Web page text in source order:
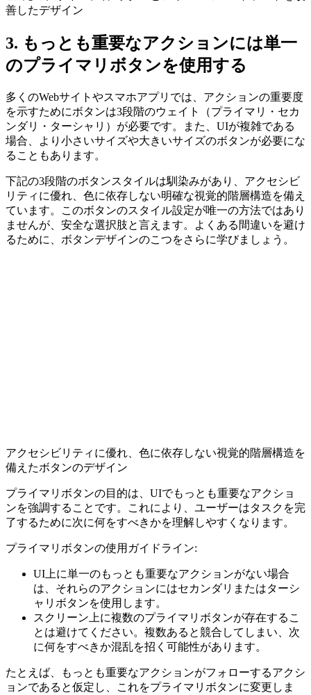
善したデザイン
3. もっとも重要なアクションには単一
のプライマリボタンを使用する
多くのWebサイトやスマホアプリでは、アクションの重要度
を示すためにボタンは3段階のウェイト（プライマリ・セカ
ンダリ・ターシャリ）が必要です。また、UIが複雑である
場合、より小さいサイズや大きいサイズのボタンが必要にな
ることもあります。
下記の3段階のボタンスタイルは馴染みがあり、 アクセシビ
リティに優れ、色に依存しない明確な視覚的階層構造を備え
ています。
このボタンのスタイル設定が唯一の方法ではあり
ませんが、安全な選択肢と言えます。よくある間違いを避け
るために、ボタンデザインのこつをさらに学びましょう。
アクセシビリティに優れ、色に依存しない視覚的階層構造を
備えたボタンのデザイン
プライマリボタンの目的は、UIでもっとも重要なアクショ
ンを強調すること です。これにより、ユーザーはタスクを完
了するために次に何をすべきかを理解しやすくなります。
プライマリボタンの使用ガイドライン:
UI上に単一のもっとも重要なアクションがない場合
は、それらのアクションにはセカンダリまたはターシ
ャリボタンを使用します。
スクリーン上に複数のプライマリボタンが存在するこ
とは避けてください。複数あると競合してしまい、次
に何をすべきか混乱を招く可能性があります。
たとえば、もっとも重要なアクションがフォローするアクシ
ョンであると仮定し、これをプライマリボタンに変更しま